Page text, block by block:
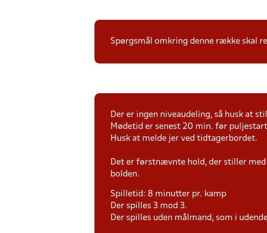
Spørgsmål omkring denne række skal
Der er ingen niveaudeling, så husk at
Mødetid er senest 20 min. før
Husk at melde jer ved tidtagerbordet.
Det er førstnævnte hold, der stiller
bolden.
Spilletid: 8 minutter pr. kamp
Der spilles 3 mod 3.
Der spilles uden målmand, som i